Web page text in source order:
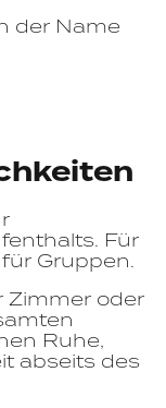
der Name
Für
Gruppen.
Zimmer oder
Ruhe,
abseits des